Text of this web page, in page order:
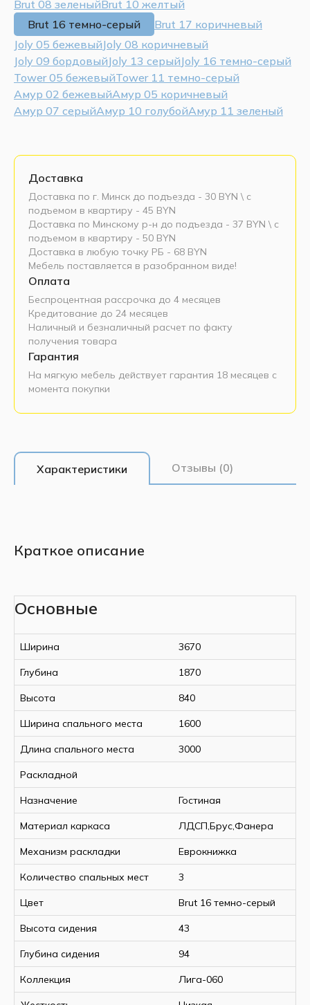
Brut 08 зеленыйBrut 10 желтый
Brut 16 темно-серый
Brut 17 коричневый
Joly 05 бежевыйJoly 08 коричневый
Joly 09 бордовыйJoly 13 серыйJoly 16 темно-серый
Tower 05 бежевыйTower 11 темно-серый
Амур 02 бежевыйАмур 05 коричневый
Амур 07 серыйАмур 10 голубойАмур 11 зеленый
Доставка
Доставка по г. Минск до подъезда - 30 BYN \ c
подъемом в квартиру - 45 BYN
Доставка по Минскому р-н до подъезда - 37 BYN \ c
подъемом в квартиру - 50 BYN
Доставка в любую точку РБ - 68 BYN
Мебель поставляется в разобранном виде!
Оплата
Беспроцентная рассрочка до 4 месяцев
Кредитование до 24 месяцев
Наличный и безналичный расчет по факту
получения товара
Гарантия
На мягкую мебель действует гарантия 18 месяцев с
момента покупки
Характеристики Отзывы (0)
Краткое описание
Основные
Ширина 3670
Глубина 1870
Высота 840
Ширина спального места 1600
Длина спального места 3000
Раскладной
Назначение Гостиная
Материал каркаса ЛДСП,Брус,Фанера
Механизм раскладки Еврокнижка
Количество спальных мест 3
Цвет Brut 16 темно-серый
Высота сидения 43
Глубина сидения 94
Коллекция Лига-060